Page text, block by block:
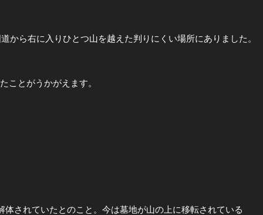
ら右に入りひとつ山を越えた判りにくい場所にありました。
ことがうかがえます。
されていたとのこと。今は墓地が山の上に移転されている